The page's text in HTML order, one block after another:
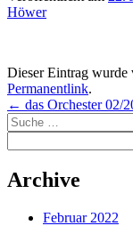
Höwer
Dieser Eintrag wurde
Permanentlink.
Beitrags-
Navigation
← das Orchester 02/
Suche
nach:
Archive
Februar 2022